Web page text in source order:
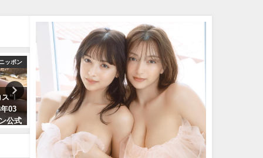
ッポン
“I
03
公式
り
えなこ
【バニーガールコスプレ】えな
こがTVアニメ『涼宮ハルヒの憂
鬱』劇中歌「God knows…」を
神カバー！！
10/17/2024
今田美桜【4K】（2022年
日） | 4K UPSCALING
んより
09/14/2022